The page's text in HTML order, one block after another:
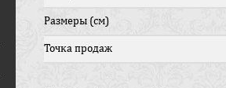
Размеры (см)
Точка продаж